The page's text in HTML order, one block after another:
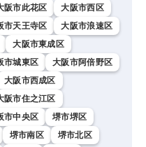
阪市此花区
大阪市西区
市天王寺区
大阪市浪速区
大阪市東成区
市城東区
大阪市阿倍野区
大阪市西成区
阪市住之江区
市中央区
堺市堺区
堺市南区
堺市北区